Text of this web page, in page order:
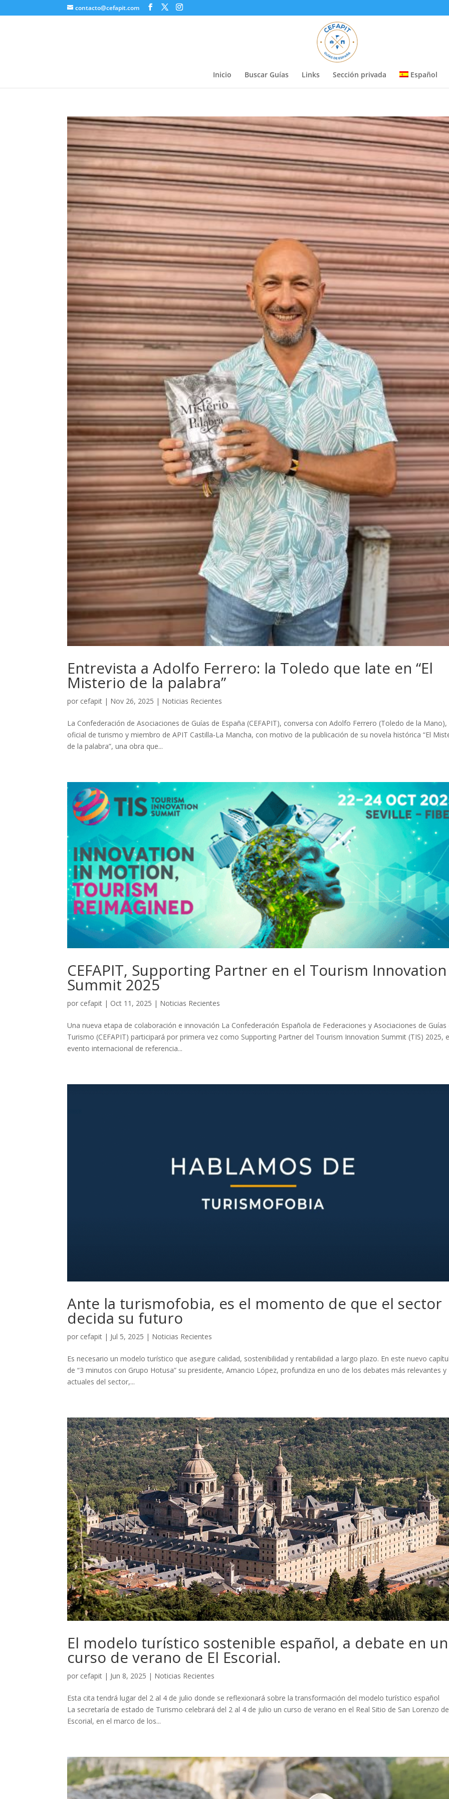
contacto@cefapit.com
Inicio Buscar Guías Links Sección privada Español
Entrevista a Adolfo Ferrero: la Toledo que late en “El
Misterio de la palabra”
por cefapit | Nov 26, 2025 | Noticias Recientes
La Confederación de Asociaciones de Guías de España (CEFAPIT), conversa con Adolfo Ferrero (Toledo de la Mano),
oficial de turismo y miembro de APIT Castilla‑La Mancha, con motivo de la publicación de su novela histórica “El
de la palabra”, una obra que...
CEFAPIT, Supporting Partner en el Tourism Innovation
Summit 2025
por cefapit | Oct 11, 2025 | Noticias Recientes
Una nueva etapa de colaboración e innovación La Confederación Española de Federaciones y Asociaciones de Guías
Turismo (CEFAPIT) participará por primera vez como Supporting Partner del Tourism Innovation Summit (TIS) 2025,
evento internacional de referencia...
Ante la turismofobia, es el momento de que el sector
decida su futuro
por cefapit | Jul 5, 2025 | Noticias Recientes
Es necesario un modelo turístico que asegure calidad, sostenibilidad y rentabilidad a largo plazo. En este nuevo
de “3 minutos con Grupo Hotusa” su presidente, Amancio López, profundiza en uno de los debates más relevantes y
actuales del sector,...
El modelo turístico sostenible español, a debate en un
curso de verano de El Escorial.
por cefapit | Jun 8, 2025 | Noticias Recientes
Esta cita tendrá lugar del 2 al 4 de julio donde se reflexionará sobre la transformación del modelo turístico español
La secretaría de estado de Turismo celebrará del 2 al 4 de julio un curso de verano en el Real Sitio de San Lorenzo
Escorial, en el marco de los...